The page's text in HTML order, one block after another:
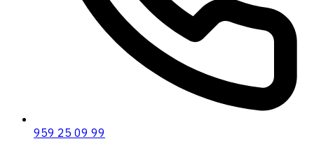
959 25 09 99